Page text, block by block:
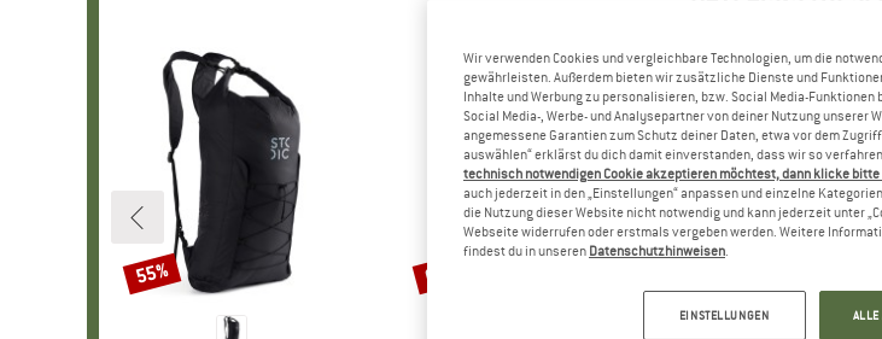
Rabatt
55% Rabatt
65%
Wir verwenden Cookies und vergleichbare Technologien, um die
gewährleisten. Außerdem bieten wir zusätzliche Dienste und
Inhalte und Werbung zu personalisieren, bzw. Social Media-
Social Media-, Werbe- und Analysepartner von deiner Nutzung
angemessene Garantien zum Schutz deiner Daten, etwa vor dem
auswählen“ erklärst du dich damit einverstanden, dass wir so
technisch notwendigen Cookie akzeptieren möchtest, dann klicke bitte
auch jederzeit in den „Einstellungen“ anpassen und einzelne
die Nutzung dieser Website nicht notwendig und kann jederzeit unter
Webseite widerrufen oder erstmals vergeben werden. Weitere
findest du in unseren Datenschutzhinweisen.
EINSTELLUNGEN ALLE